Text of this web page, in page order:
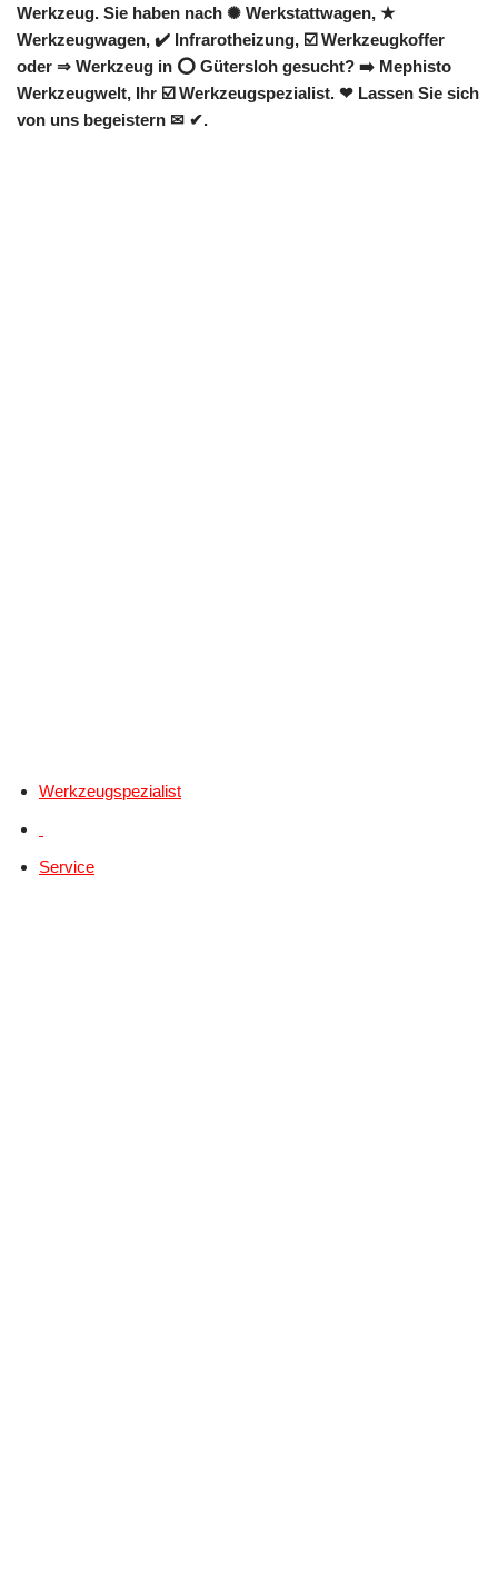
Werkzeug. Sie haben nach ✺ Werkstattwagen, ★
Werkzeugwagen, ✔️ Infrarotheizung, ☑️ Werkzeugkoffer
oder ⇒ Werkzeug in ⭕ Gütersloh gesucht? ➡️ Mephisto
Werkzeugwelt, Ihr ☑️ Werkzeugspezialist. ❤ Lassen Sie sich
von uns begeistern ✉ ✔.
Werkzeugspezialist
Service